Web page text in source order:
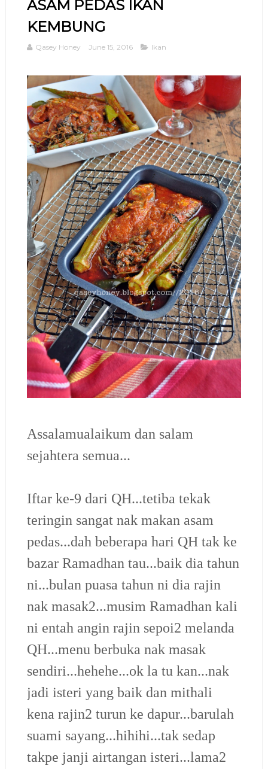
ASAM PEDAS IKAN
KEMBUNG
Qasey Honey June 15, 2016 Ikan
Assalamualaikum dan salam
sejahtera semua...
Iftar ke-9 dari QH...tetiba tekak
teringin sangat nak makan asam
pedas...dah beberapa hari QH tak ke
bazar Ramadhan tau...baik dia tahun
ni...bulan puasa tahun ni dia rajin
nak masak2...musim Ramadhan kali
ni entah angin rajin sepoi2 melanda
QH...menu berbuka nak masak
sendiri...hehehe...ok la tu kan...nak
jadi isteri yang baik dan mithali
kena rajin2 turun ke dapur...barulah
suami sayang...hihihi...tak sedap
takpe janji airtangan isteri...lama2